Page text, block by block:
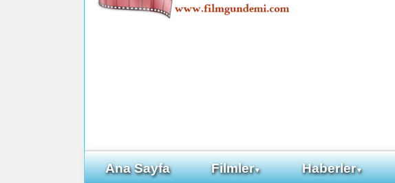
Ana Sayfa Filmler▼ Haberler▼